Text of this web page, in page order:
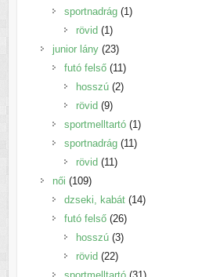
termék
sportnadrág 11
rövid 11
termék
junior lány 2323
termék
futó felső 1111
termék
hosszú 22
rövid 99
termék
sportmelltartó 11
termék
sportnadrág 1111
rövid 1111
női 109109
termék
dzseki, kabát 1414
futó felső 2626
termék
hosszú 33
rövid 2222
termék31